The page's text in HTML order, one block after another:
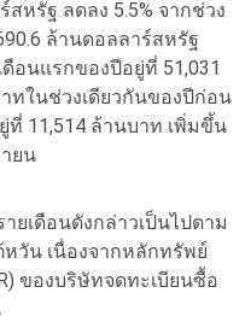
หรัฐ ลดลง 5.5% จากช่วง
ล้านดอลลาร์สหรัฐ
อนแรกของปีอยู่ที่ 51,031
ทในช่วงเดียวกันของปีก่อน
11,514 ล้านบาท เพิ่มขึ้น
ยน
ยเดือนดังกล่าวเป็นไปตาม
วัน เนื่องจากหลักทรัพย์
ของบริษัทจดทะเบียนซื้อ